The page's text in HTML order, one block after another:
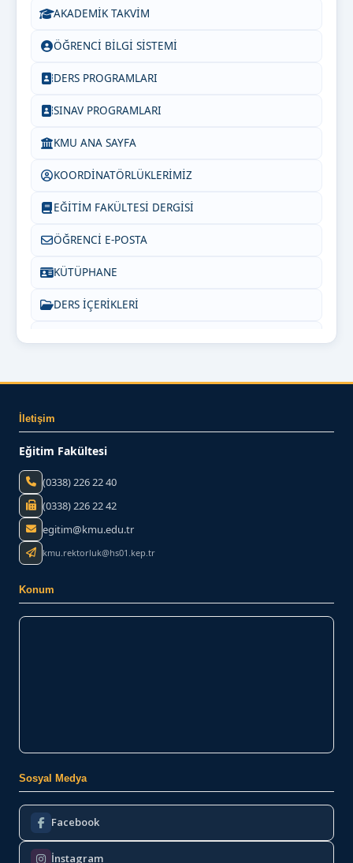
AKADEMİK TAKVİM
ÖĞRENCİ BİLGİ SİSTEMİ
DERS PROGRAMLARI
SINAV PROGRAMLARI
KMU ANA SAYFA
KOORDİNATÖRLÜKLERİMİZ
EĞİTİM FAKÜLTESİ DERGİSİ
ÖĞRENCİ E-POSTA
KÜTÜPHANE
DERS İÇERİKLERİ
Bize Yazın
İletişim
Eğitim Fakültesi
(0338) 226 22 40
(0338) 226 22 42
egitim@kmu.edu.tr
kmu.rektorluk@hs01.kep.tr
Konum
Sosyal Medya
Facebook
İnstagram